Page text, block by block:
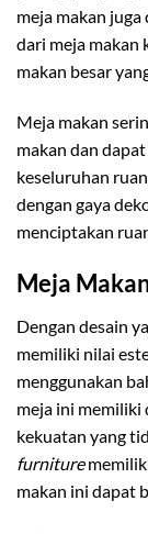
meja makan
dari meja makan
makan besar
Meja makan
makan dan
keseluruhan
dengan gaya
menciptakan
Meja
Dengan desain
memiliki nilai
menggunakan
meja ini
kekuatan yang
furniture
makan ini dapat